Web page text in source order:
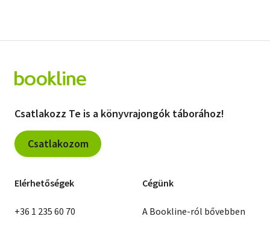
Csatlakozz Te is a könyvrajongók táborához!
Csatlakozom
Elérhetőségek
+36 1 235 60 70
Cégünk
A Bookline-ról bővebben